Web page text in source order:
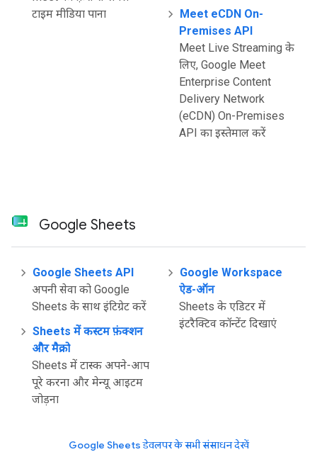
टाइम मीडिया पाना
Meet eCDN On-
Premises API
Meet Live Streaming के
लिए, Google Meet
Enterprise Content
Delivery Network
(eCDN) On-Premises
API का इस्तेमाल करें
Google Sheets
Google Sheets API
अपनी सेवा को Google
Sheets के साथ इंटिग्रेट करें
Sheets में कस्टम फ़ंक्शन
और मैक्रो
Sheets में टास्क अपने-आप
पूरे करना और मेन्यू आइटम
जोड़ना
Google Workspace
ऐड-ऑन
Sheets के एडिटर में
इंटरैक्टिव कॉन्टेंट दिखाएं
Google Sheets डेवलपर के सभी संसाधन देखें